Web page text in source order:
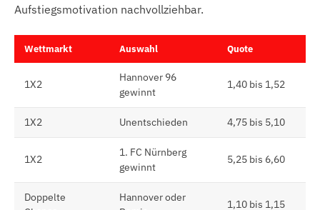
Aufstiegsmotivation nachvollziehbar.
Wettmarkt Auswahl Quote
1X2
Hannover 96
gewinnt
1,40 bis 1,52
1X2 Unentschieden 4,75 bis 5,10
1X2
1. FC Nürnberg
gewinnt
5,25 bis 6,60
Doppelte
Hannover oder
1,10 bis 1,15